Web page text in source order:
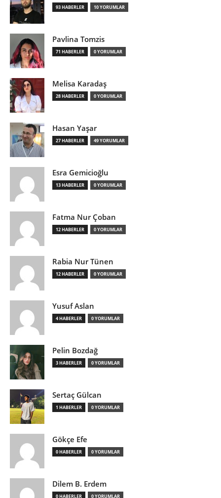
93 HABERLER 10 YORUMLAR
Pavlina Tomzis
71 HABERLER 0 YORUMLAR
Melisa Karadaş
28 HABERLER 0 YORUMLAR
Hasan Yaşar
27 HABERLER 49 YORUMLAR
Esra Gemicioğlu
13 HABERLER 0 YORUMLAR
Fatma Nur Çoban
12 HABERLER 0 YORUMLAR
Rabia Nur Tünen
12 HABERLER 0 YORUMLAR
Yusuf Aslan
4 HABERLER 0 YORUMLAR
Pelin Bozdağ
3 HABERLER 0 YORUMLAR
Sertaç Gülcan
1 HABERLER 0 YORUMLAR
Gökçe Efe
0 HABERLER 0 YORUMLAR
Dilem B. Erdem
0 HABERLER 0 YORUMLAR